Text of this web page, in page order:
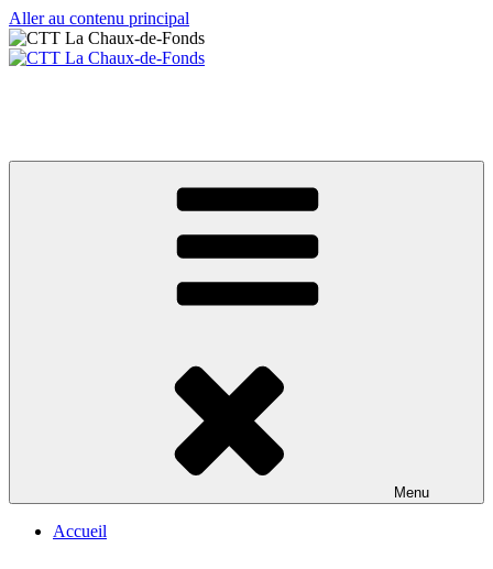
Aller au contenu principal
Menu
Accueil